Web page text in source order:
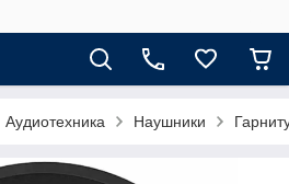
Аудиотехника Наушники